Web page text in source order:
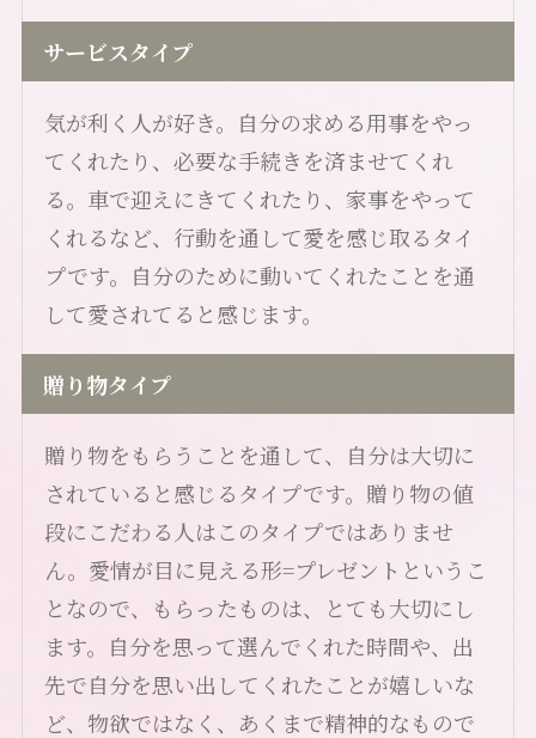
サービスタイプ
気が利く人が好き。自分の求める用事をやっ
てくれたり、必要な手続きを済ませてくれ
る。車で迎えにきてくれたり、家事をやって
くれるなど、行動を通して愛を感じ取るタイ
プです。自分のために動いてくれたことを通
して愛されてると感じます。
贈り物タイプ
贈り物をもらうことを通して、自分は大切に
されていると感じるタイプです。贈り物の値
段にこだわる人はこのタイプではありませ
ん。愛情が目に見える形=プレゼントというこ
となので、もらったものは、とても大切にし
ます。自分を思って選んでくれた時間や、出
先で自分を思い出してくれたことが嬉しいな
ど、物欲ではなく、あくまで精神的なもので